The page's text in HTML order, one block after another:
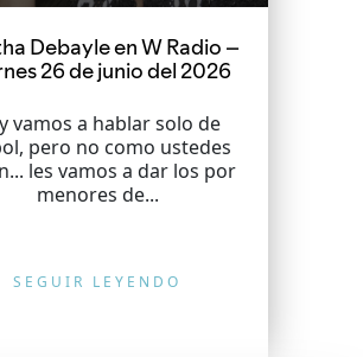
Debayle en W Radio –
26 de junio del 2026
vamos a hablar solo de
pero no como ustedes
les vamos a dar los por
menores de...
SEGUIR LEYENDO